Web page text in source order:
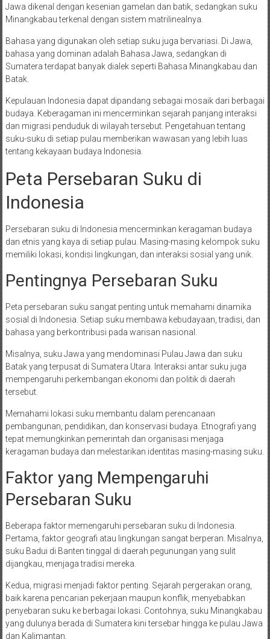
Jawa dikenal dengan kesenian gamelan dan batik, sedangkan suku
Minangkabau terkenal dengan sistem matrilinealnya.
Bahasa yang digunakan oleh setiap suku juga bervariasi. Di Jawa,
bahasa yang dominan adalah Bahasa Jawa, sedangkan di
Sumatera terdapat banyak dialek seperti Bahasa Minangkabau dan
Batak.
Kepulauan Indonesia dapat dipandang sebagai mosaik dari berbagai
budaya. Keberagaman ini mencerminkan sejarah panjang interaksi
dan migrasi penduduk di wilayah tersebut. Pengetahuan tentang
suku-suku di setiap pulau memberikan wawasan yang lebih luas
tentang kekayaan budaya Indonesia.
Peta Persebaran Suku di
Indonesia
Persebaran suku di Indonesia mencerminkan keragaman budaya
dan etnis yang kaya di setiap pulau. Masing-masing kelompok suku
memiliki lokasi, kondisi lingkungan, dan interaksi sosial yang unik.
Pentingnya Persebaran Suku
Peta persebaran suku sangat penting untuk memahami dinamika
sosial di Indonesia. Setiap suku membawa kebudayaan, tradisi, dan
bahasa yang berkontribusi pada warisan nasional.
Misalnya, suku Jawa yang mendominasi Pulau Jawa dan suku
Batak yang terpusat di Sumatera Utara. Interaksi antar suku juga
mempengaruhi perkembangan ekonomi dan politik di daerah
tersebut.
Memahami lokasi suku membantu dalam perencanaan
pembangunan, pendidikan, dan konservasi budaya. Etnografi yang
tepat memungkinkan pemerintah dan organisasi menjaga
keragaman budaya dan melestarikan identitas masing-masing suku.
Faktor yang Mempengaruhi
Persebaran Suku
Beberapa faktor memengaruhi persebaran suku di Indonesia.
Pertama, faktor geografi atau lingkungan sangat berperan. Misalnya,
suku Badui di Banten tinggal di daerah pegunungan yang sulit
dijangkau, menjaga tradisi mereka.
Kedua, migrasi menjadi faktor penting. Sejarah pergerakan orang,
baik karena pencarian pekerjaan maupun konflik, menyebabkan
penyebaran suku ke berbagai lokasi. Contohnya, suku Minangkabau
yang dulunya berada di Sumatera kini tersebar hingga ke pulau Jawa
dan Kalimantan.